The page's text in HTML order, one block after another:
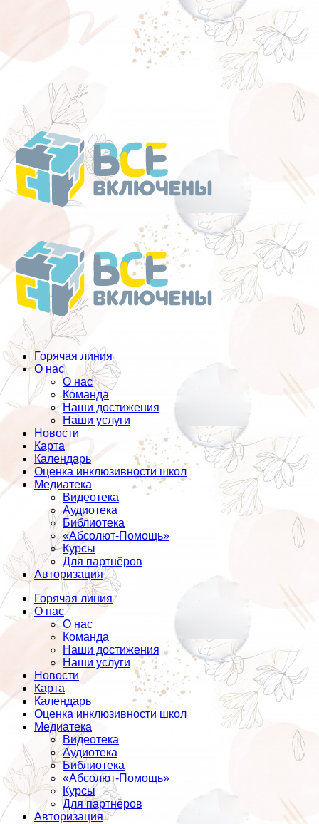
Перейти
к
содержанию
Горячая линия
О нас
О нас
Команда
Наши достижения
Наши услуги
Новости
Карта
Календарь
Оценка инклюзивности школ
Медиатека
Видеотека
Аудиотека
Библиотека
«Абсолют-Помощь»
Курсы
Для партнёров
Авторизация
Горячая линия
О нас
О нас
Команда
Наши достижения
Наши услуги
Новости
Карта
Календарь
Оценка инклюзивности школ
Медиатека
Видеотека
Аудиотека
Библиотека
«Абсолют-Помощь»
Курсы
Для партнёров
Авторизация